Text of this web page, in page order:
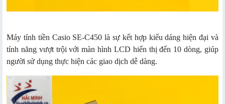
Máy tính tiền Casio SE-C450 là sự kết hợp kiểu dáng hiện đại và
tính năng vượt trội với màn hình LCD hiển thị đến 10 dòng, giúp
người sử dụng thực hiện các giao dịch dễ dàng.